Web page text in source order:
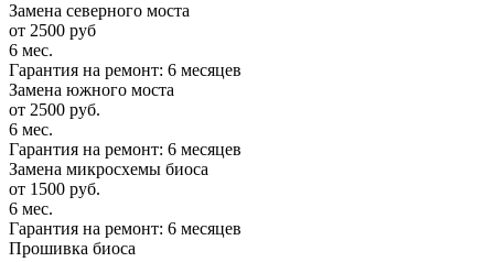
Замена северного моста
от 2500 руб
6 мес.
Гарантия на ремонт: 6 месяцев
Замена южного моста
от 2500 руб.
6 мес.
Гарантия на ремонт: 6 месяцев
Замена микросхемы биоса
от 1500 руб.
6 мес.
Гарантия на ремонт: 6 месяцев
Прошивка биоса